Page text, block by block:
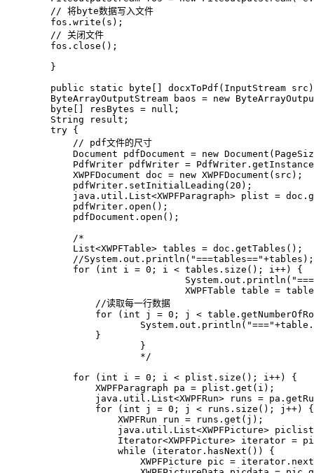
        // 将byte数据写入文件
        fos.write(s);
        // 关闭文件
        fos.close();
        }
public static byte[] docxToPdf(InputStream
ByteArrayOutputStream baos = new
        byte[] resBytes = null;
        String result;
        try {
            // pdf文件的尺寸
Document pdfDocument = new
PdfWriter pdfWriter =
            XWPFDocument doc = new XWPFDocument(src);
            pdfWriter.setInitialLeading(20);
java.util.List<XWPFParagraph> plist =
            pdfWriter.open();
            pdfDocument.open();
            /*
            List<XWPFTable> tables = doc.getTables();
            //System.out.println("===tables=="+tables);
            for (int i = 0; i < tables.size(); i++) {
XWPFTable table =
                //读取每一行数据
for (int j = 0; j <
                }
                        }
                        */
            for (int i = 0; i < plist.size(); i++) {
                XWPFParagraph pa = plist.get(i);
java.util.List<XWPFRun> runs =
                for (int j = 0; j < runs.size(); j++) {
                    XWPFRun run = runs.get(j);
java.util.List<XWPFPicture>
Iterator<XWPFPicture> iterator =
                    while (iterator.hasNext()) {
XWPFPicture pic =